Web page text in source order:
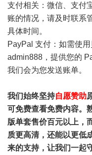
支付相关：微信、支付
账的情况，请及时联系
具体时间。
PayPal 支付：如需使
admin888，提供您的
我们会为您发送账单。
我们始终坚持自愿赞助
可免费查看免费内容。
版单套售价百元以上，
质更高清，还能以更低
来的支持，让我们一起